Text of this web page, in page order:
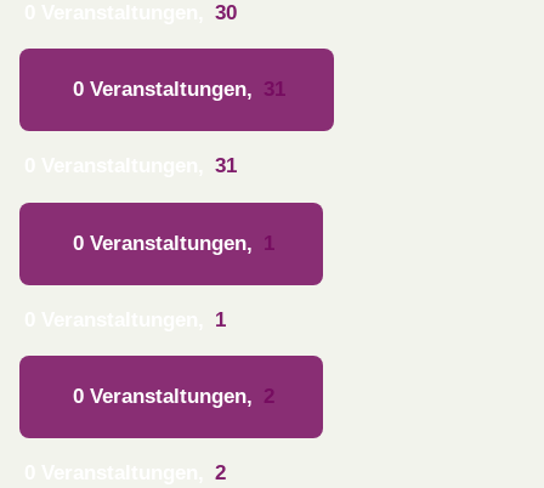
30
0 Veranstaltungen, 31
31
0 Veranstaltungen, 1
1
0 Veranstaltungen, 2
2